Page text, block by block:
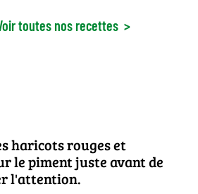
toutes nos recettes >
haricots rouges et
le piment juste avant de
l'attention.